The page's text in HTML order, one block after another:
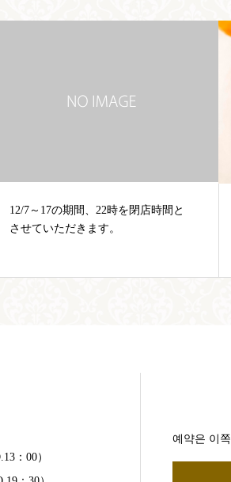
横浜三塔巡りのデートコースにぜひ
フレンチレストランリパイユを
：00）
예약은 이쪽